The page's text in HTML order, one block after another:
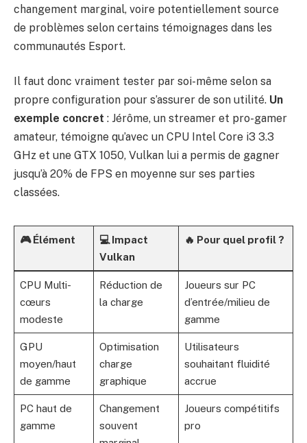
changement marginal, voire potentiellement source
de problèmes selon certains témoignages dans les
communautés Esport.
Il faut donc vraiment tester par soi-même selon sa
propre configuration pour s’assurer de son utilité. Un
exemple concret : Jérôme, un streamer et pro-gamer
amateur, témoigne qu’avec un CPU Intel Core i3 3.3
GHz et une GTX 1050, Vulkan lui a permis de gagner
jusqu’à 20% de FPS en moyenne sur ses parties
classées.
🎮 Élément
💻 Impact
Vulkan
🔥 Pour quel profil ?
CPU Multi-
cœurs
modeste
Réduction de
la charge
Joueurs sur PC
d’entrée/milieu de
gamme
GPU
moyen/haut
de gamme
Optimisation
charge
graphique
Utilisateurs
souhaitant fluidité
accrue
PC haut de
gamme
Changement
souvent
Joueurs compétitifs
pro